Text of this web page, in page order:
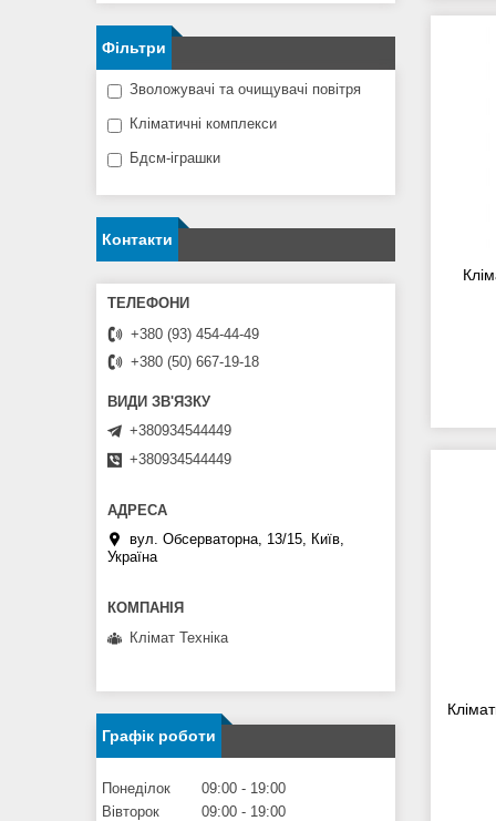
Фільтри
Зволожувачі та очищувачі повітря
Кліматичні комплекси
Бдсм-іграшки
Контакти
+380 (93) 454-44-49
+380 (50) 667-19-18
+380934544449
+380934544449
вул. Обсерваторна, 13/15, Київ,
Україна
Клімат Техніка
Графік роботи
Понеділок 09:00
19:00
Вівторок
09:00
19:00